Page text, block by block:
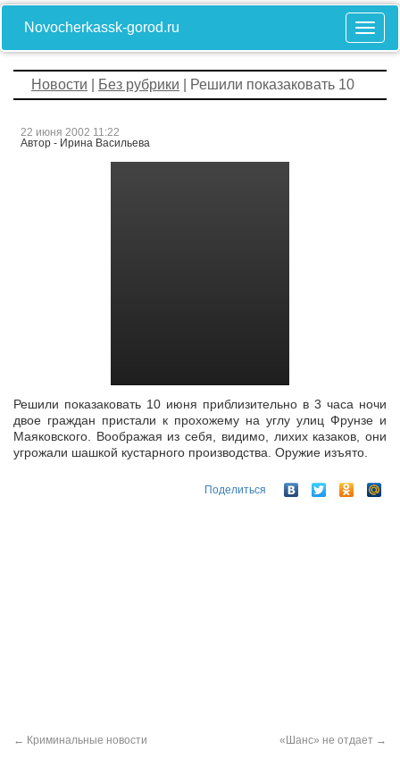
Novocherkassk-gorod.ru
Новости Без рубрики | Решили показаковать 10
22 июня 2002 11:22
Автор - Ирина Васильева
Решили показаковать 10 июня приблизительно в 3 часа ночи
двое граждан пристали к прохожему на углу улиц Фрунзе и
Маяковского. Воображая из себя, видимо, лихих казаков, они
угрожали шашкой кустарного производства. Оружие изъято.
Поделиться
← Криминальные новости «Шанс» не отдает →